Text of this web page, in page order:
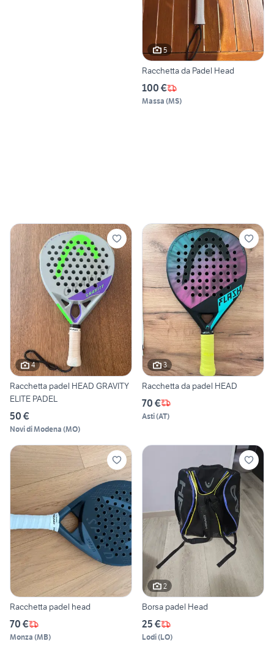
5
Racchetta da Padel Head
100 €
Massa (MS)
4
Racchetta padel HEAD GRAVITY
ELITE PADEL
50 €
Novi di Modena (MO)
3
Racchetta da padel HEAD
70 €
Asti(AT)
Racchetta padel head
70 €
Monza (MB)
2
Borsa padel Head
25 €
Lodi(LO)